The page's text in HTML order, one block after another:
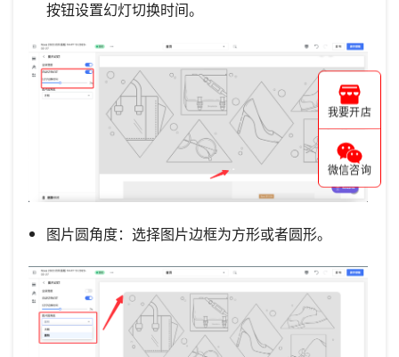
按钮设置幻灯切换时间。
图片圆角度：选择图片边框为方形或者圆形。
我要开店
微信咨询